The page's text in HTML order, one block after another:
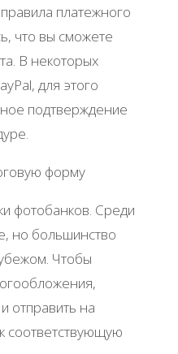
платежного
что вы сможете
В некоторых
для этого
подтверждение
форму
фотобанков. Среди
но большинство
Чтобы
отправить на
соответствующую